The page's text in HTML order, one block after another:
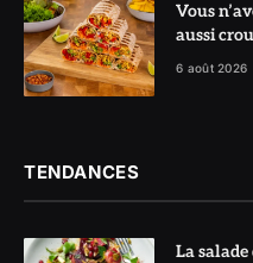
Vous
aussi
6 août 2026
TENDANCES
La